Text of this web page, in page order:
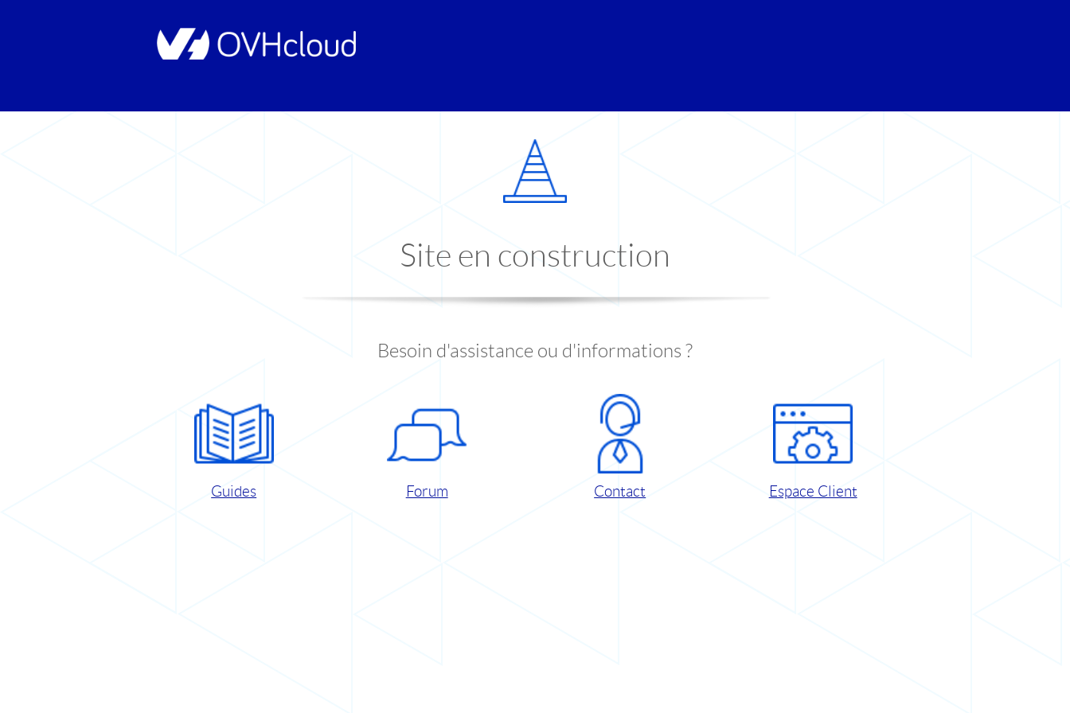
Site en construction
Besoin d'assistance ou d'informations ?
Guides Forum Contact Espace Client